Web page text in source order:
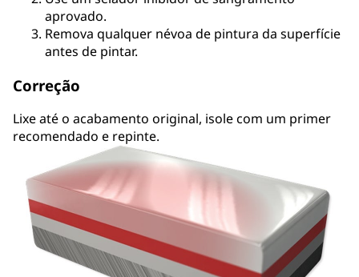
aprovado.
Remova qualquer névoa de pintura da superfície
antes de pintar.
Correção
Lixe até o acabamento original, isole com um primer
recomendado e repinte.